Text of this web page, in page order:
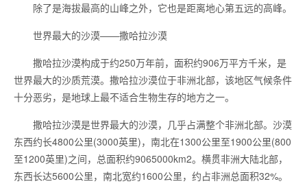
除了是海拔最高的山峰之外，它也是距离地心第五远的高峰。
世界最大的沙漠——撒哈拉沙漠
撒哈拉沙漠构成于约250万年前，面积约906万平方千米，是
世界最大的沙质荒漠。撒哈拉沙漠位于非洲北部，该地区气候条件
十分恶劣，是地球上最不适合生物生存的地方之一。
撒哈拉沙漠是世界最大的沙漠，几乎占满整个非洲北部。沙漠
东西约长4800公里(3000英里)，南北在1300公里至1900公里(800
至1200英里)之间，总面积约9065000km2。横贯非洲大陆北部，
东西长达5600公里，南北宽约1600公里，约占非洲总面积32%。